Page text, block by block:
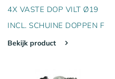
4X VASTE DOP VILT Ø19
INCL. SCHUINE DOPPEN F
Bekijk product